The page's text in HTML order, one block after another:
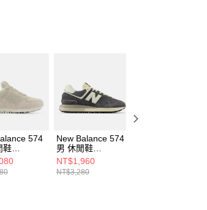
停止該用戶之使用額度並採取法律行
574
鞋
B
New Balance 574
男 休閒鞋
U574LGGG-D
NT$1,960
NT$3,280